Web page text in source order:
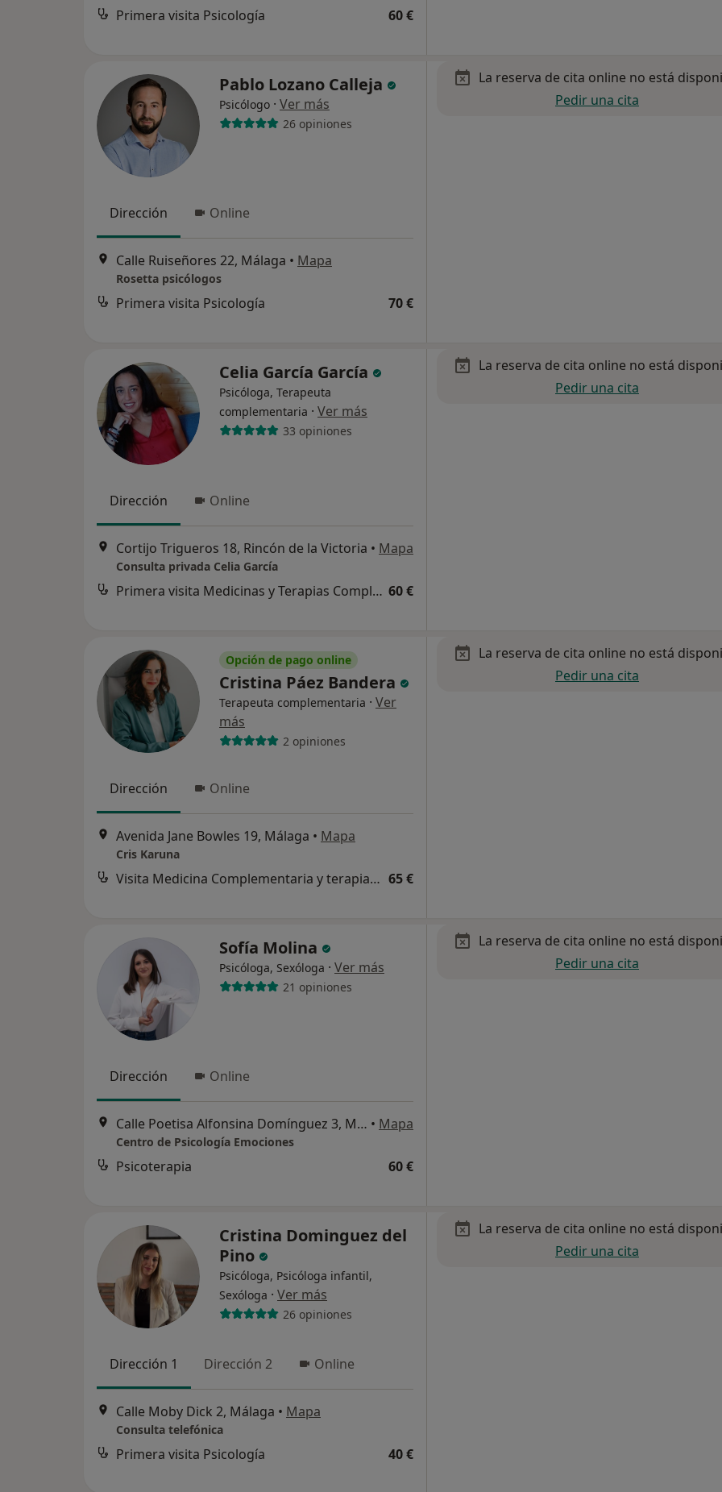
Primera visita Psicología 60 €
Pablo Lozano Calleja
Psicólogo · Ver más
26 opiniones
Dirección Online
Calle Ruiseñores 22, Málaga • Mapa
Rosetta psicólogos
Primera visita Psicología 70 €
La reserva de cita online no está
Pedir una cita
Celia García García
Psicóloga, Terapeuta
complementaria · Ver más
33 opiniones
Dirección Online
Cortijo Trigueros 18, Rincón de la Victoria • Mapa
Consulta privada Celia García
Primera visita Medicinas y Terapias Complementarias 60 €
La reserva de cita online no está
Pedir una cita
Opción de pago online
Cristina Páez Bandera
Terapeuta complementaria · Ver
más
2 opiniones
Dirección Online
Avenida Jane Bowles 19, Málaga • Mapa
Cris Karuna
Visita Medicina Complementaria y terapias alternativas 65 €
La reserva de cita online no está
Pedir una cita
Sofía Molina
Psicóloga, Sexóloga · Ver más
21 opiniones
Dirección Online
Calle Poetisa Alfonsina Domínguez 3, Málaga • Mapa
Centro de Psicología Emociones
Psicoterapia 60 €
La reserva de cita online no está
Pedir una cita
Cristina Dominguez del
Pino
Psicóloga, Psicóloga infantil,
Sexóloga · Ver más
26 opiniones
Dirección 1 Dirección 2 Online
Calle Moby Dick 2, Málaga • Mapa
Consulta telefónica
Primera visita Psicología 40 €
La reserva de cita online no está
Pedir una cita